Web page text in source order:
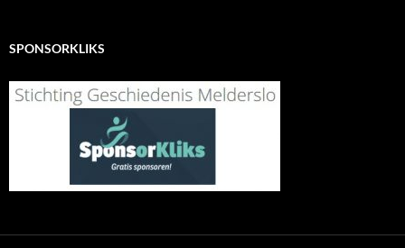
SPONSORKLIKS